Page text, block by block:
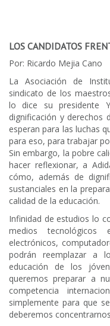
LOS CANDIDATOS
Por: Ricardo Mejia Cano
La Asociación de
sindicato de los
lo dice su presidente
dignificación y derechos
esperan para las luchas
para eso, para trabajar
Sin embargo, la pobre
hacer reflexionar, a
cómo, además de
sustanciales en la
calidad de la educación.
Infinidad de estudios lo
medios
electrónicos,
podrán reemplazar a
educación de los
queremos preparar a
competencia
simplemente para que
deberemos